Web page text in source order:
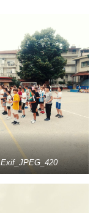
Exif_JPEG_420